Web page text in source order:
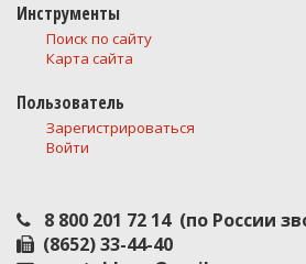
Инструменты
Поиск по сайту
Карта сайта
Пользователь
Зарегистрироваться
Войти
8 800 201 72 14 (по России
(8652) 33-44-40